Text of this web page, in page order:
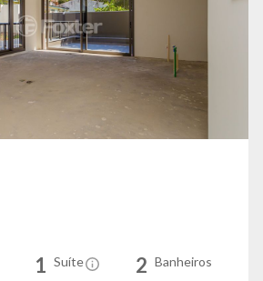
1 Suíte 2 Banheiros